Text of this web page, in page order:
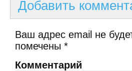
Добавить
Ваш адрес email не
помечены *
Комментарий